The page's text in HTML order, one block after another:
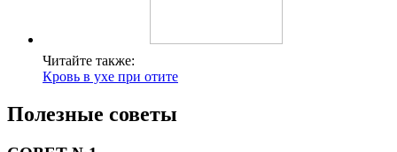
Читайте также:
Кровь в ухе при отите
Полезные советы